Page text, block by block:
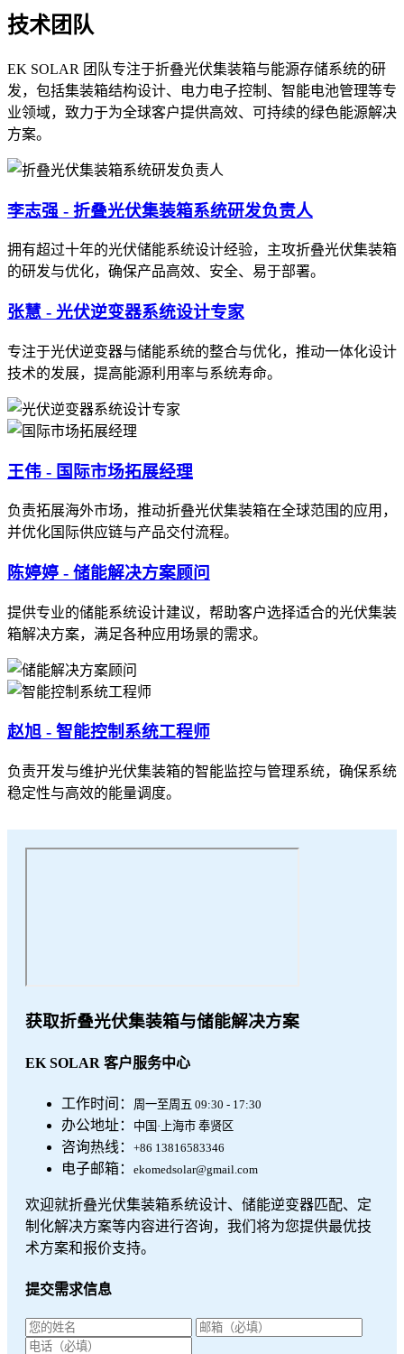
技术团队
EK SOLAR 团队专注于折叠光伏集装箱与能源存储系统的研
发，包括集装箱结构设计、电力电子控制、智能电池管理等专
业领域，致力于为全球客户提供高效、可持续的绿色能源解决
方案。
李志强 - 折叠光伏集装箱系统研发负责人
拥有超过十年的光伏储能系统设计经验，主攻折叠光伏集装箱
的研发与优化，确保产品高效、安全、易于部署。
张慧 - 光伏逆变器系统设计专家
专注于光伏逆变器与储能系统的整合与优化，推动一体化设计
技术的发展，提高能源利用率与系统寿命。
王伟 - 国际市场拓展经理
负责拓展海外市场，推动折叠光伏集装箱在全球范围的应用，
并优化国际供应链与产品交付流程。
陈婷婷 - 储能解决方案顾问
提供专业的储能系统设计建议，帮助客户选择适合的光伏集装
箱解决方案，满足各种应用场景的需求。
赵旭 - 智能控制系统工程师
负责开发与维护光伏集装箱的智能监控与管理系统，确保系统
稳定性与高效的能量调度。
获取折叠光伏集装箱与储能解决方案
EK SOLAR 客户服务中心
工作时间： 周一至周五 09:30 - 17:30
办公地址： 中国·上海市 奉贤区
咨询热线： +86 13816583346
电子邮箱： ekomedsolar@gmail.com
欢迎就折叠光伏集装箱系统设计、储能逆变器匹配、定
制化解决方案等内容进行咨询，我们将为您提供最优技
术方案和报价支持。
提交需求信息